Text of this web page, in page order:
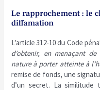
Le rapprochement : le
diffamation
L’article 312-10 du Code
d’obtenir, en menaçant
nature à porter atteinte à
remise de fonds, une
d’un secret. La similitude